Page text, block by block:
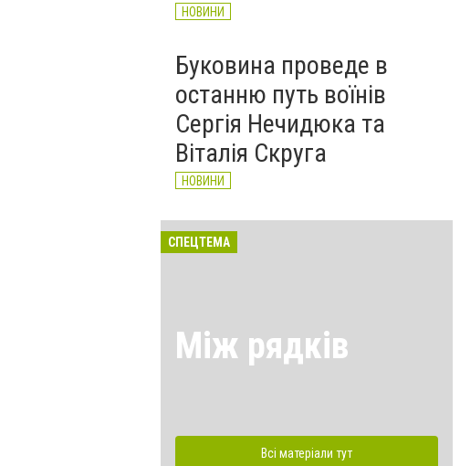
НОВИНИ
Буковина проведе в
останню путь воїнів
Сергія Нечидюка та
Віталія Скруга
НОВИНИ
СПЕЦТЕМА
Між рядків
Всі матеріали тут